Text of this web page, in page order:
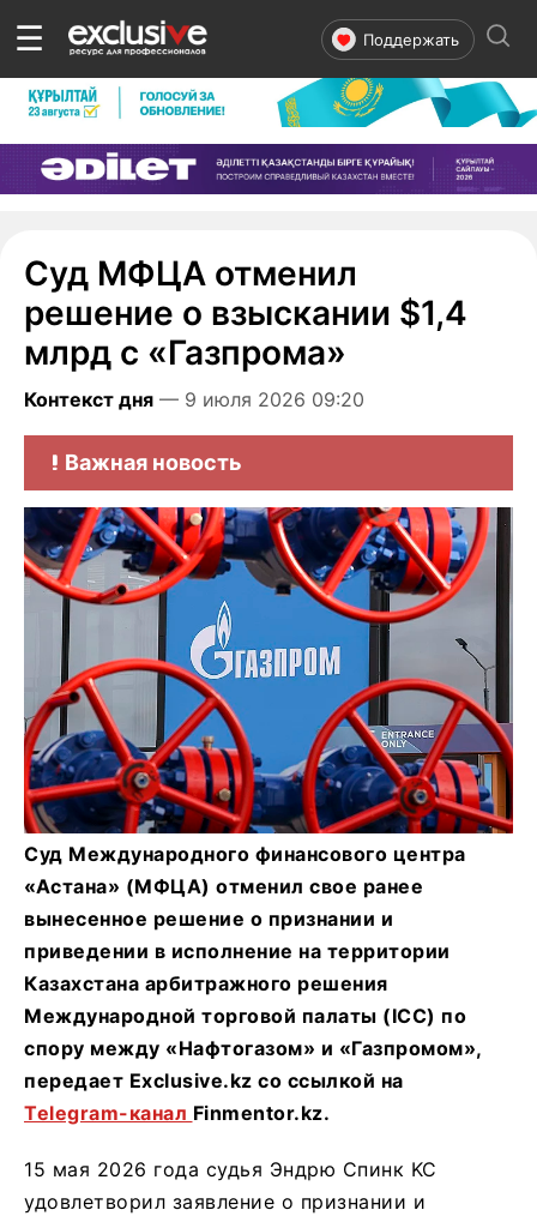
☰ Поддержать
Суд МФЦА отменил
решение о взыскании $1,4
млрд с «Газпрома»
Контекст дня — 9 июля 2026 09:20
Важная новость
Суд Международного финансового центра
«Астана» (МФЦА) отменил свое ранее
вынесенное решение о признании и
приведении в исполнение на территории
Казахстана арбитражного решения
Международной торговой палаты (ICC) по
спору между «Нафтогазом» и «Газпромом»,
передает Exclusive.kz со ссылкой на
Telegram-канал Finmentor.kz.
15 мая 2026 года судья Эндрю Спинк KC
удовлетворил заявление о признании и